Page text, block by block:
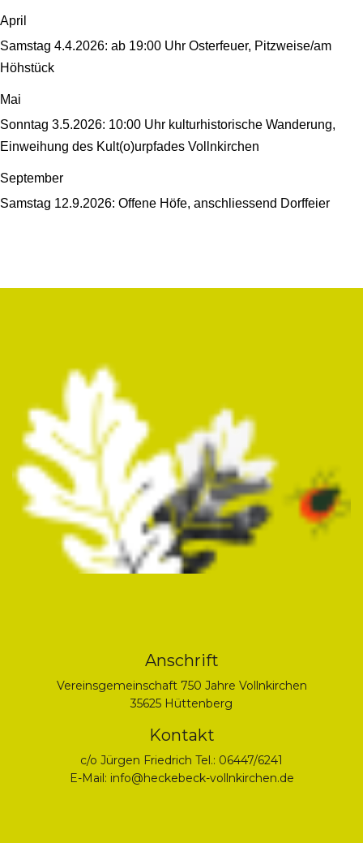
April
Samstag 4.4.2026: ab 19:00 Uhr Osterfeuer, Pitzweise/am
Höhstück
Mai
Sonntag 3.5.2026: 10:00 Uhr kulturhistorische Wanderung,
Einweihung des Kult(o)urpfades Vollnkirchen
September
Samstag 12.9.2026: Offene Höfe, anschliessend Dorffeier
Anschrift
Vereinsgemeinschaft 750 Jahre Vollnkirchen
35625 Hüttenberg
Kontakt
c/o Jürgen Friedrich Tel.: 06447/6241
E-Mail: info@heckebeck-vollnkirchen.de